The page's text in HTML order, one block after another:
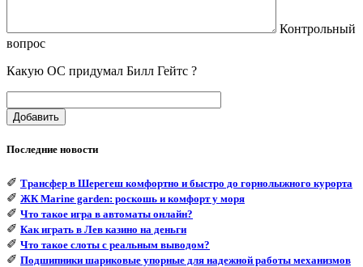
Контрольный
вопрос
Какую ОС придумал Билл Гейтс ?
Добавить
Последние новости
✐ Трансфер в Шерегеш комфортно и быстро до горнолыжного курорта
✐ ЖК Marine garden: роскошь и комфорт у моря
✐ Что такое игра в автоматы онлайн?
✐ Как играть в Лев казино на деньги
✐ Что такое слоты с реальным выводом?
✐ Подшипники шариковые упорные для надежной работы механизмов